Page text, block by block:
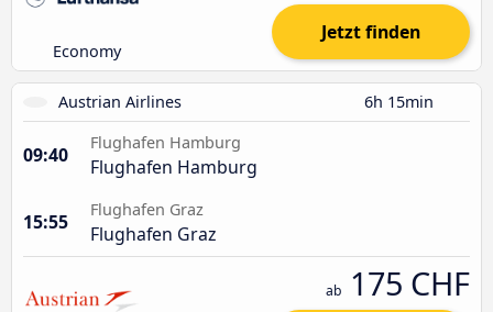
Economy
Jetzt finden
Austrian Airlines 6h 15min
09:40
Flughafen Hamburg
Flughafen Hamburg
15:55
Flughafen Graz
Flughafen Graz
ab 175 CHF